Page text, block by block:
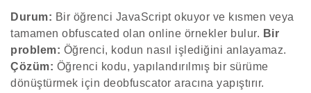
Durum: Bir öğrenci JavaScript okuyor ve kısmen veya
tamamen obfuscated olan online örnekler bulur. Bir
problem: Öğrenci, kodun nasıl işlediğini anlayamaz.
Çözüm: Öğrenci kodu, yapılandırılmış bir sürüme
dönüştürmek için deobfuscator aracına yapıştırır.